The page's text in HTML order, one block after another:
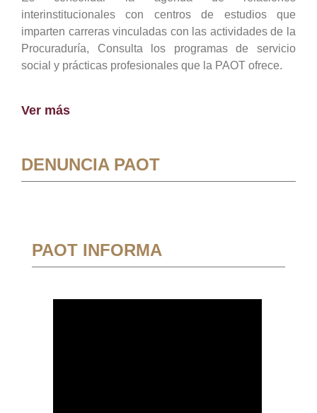
interinstitucionales con centros de estudios que
imparten carreras vinculadas con las actividades de la
Procuraduría, Consulta los programas de servicio
social y prácticas profesionales que la PAOT ofrece.
Ver más
DENUNCIA PAOT
PAOT INFORMA